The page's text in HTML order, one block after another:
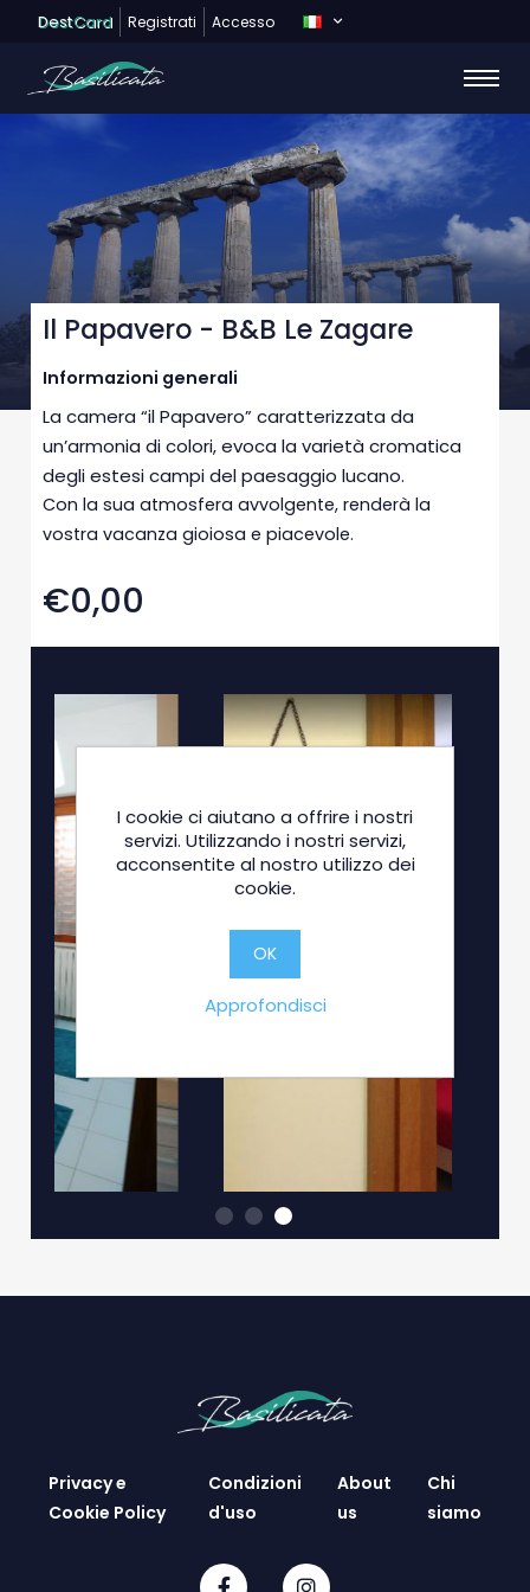
DestCard Registrati Accesso
Il Papavero - B&B Le Zagare
Informazioni generali
La camera “il Papavero” caratterizzata da
un’armonia di colori, evoca la varietà cromatica
degli estesi campi del paesaggio lucano.
Con la sua atmosfera avvolgente, renderà la
vostra vacanza gioiosa e piacevole.
€0,00
Privacy e
Cookie Policy
Condizioni
d'uso
About
us
Chi
siamo
I cookie ci aiutano a offrire i nostri
servizi. Utilizzando i nostri servizi,
acconsentite al nostro utilizzo dei
cookie.
OK
Approfondisci